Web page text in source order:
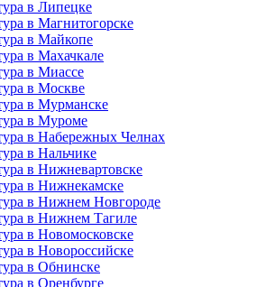
в Липецке
в Магнитогорске
в Майкопе
в Махачкале
в Миассе
в Москве
в Мурманске
в Муроме
в Набережных Челнах
в Нальчике
в Нижневартовске
в Нижнекамске
в Нижнем Новгороде
в Нижнем Тагиле
в Новомосковске
в Новороссийске
в Обнинске
в Оренбурге